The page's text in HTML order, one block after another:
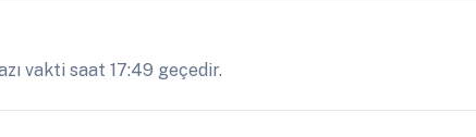
vakti saat 17:49 geçedir.